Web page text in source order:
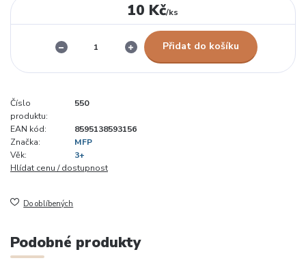
10 Kč/ks
Přidat do košíku
Číslo
produktu:
550
EAN kód:
8595138593156
Značka:
MFP
Věk:
3+
Hlídat cenu / dostupnost
Do oblíbených
Podobné produkty